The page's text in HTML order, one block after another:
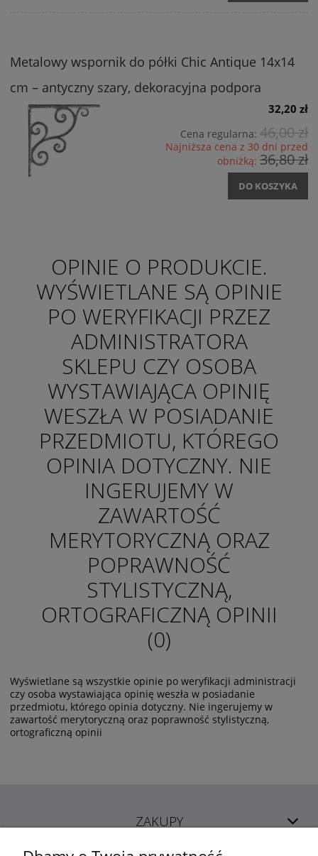
Metalowy wspornik do półki Chic Antique 14x14
cm – antyczny szary, dekoracyjna podpora
32,20 zł
Cena regularna: 46,00 zł
Najniższa cena z 30 dni przed
obniżką: 36,80 zł
DO KOSZYKA
OPINIE O PRODUKCIE.
WYŚWIETLANE SĄ OPINIE
PO WERYFIKACJI PRZEZ
ADMINISTRATORA
SKLEPU CZY OSOBA
WYSTAWIAJĄCA OPINIĘ
WESZŁA W POSIADANIE
PRZEDMIOTU, KTÓREGO
OPINIA DOTYCZNY. NIE
INGERUJEMY W
ZAWARTOŚĆ
MERYTORYCZNĄ ORAZ
POPRAWNOŚĆ
STYLISTYCZNĄ,
ORTOGRAFICZNĄ OPINII
(0)
Wyświetlane są wszystkie opinie po weryfikacji administracji
czy osoba wystawiająca opinię weszła w posiadanie
przedmiotu, którego opinia dotyczny. Nie ingerujemy w
zawartość merytoryczną oraz poprawność stylistyczną,
ortograficzną opinii
ZAKUPY